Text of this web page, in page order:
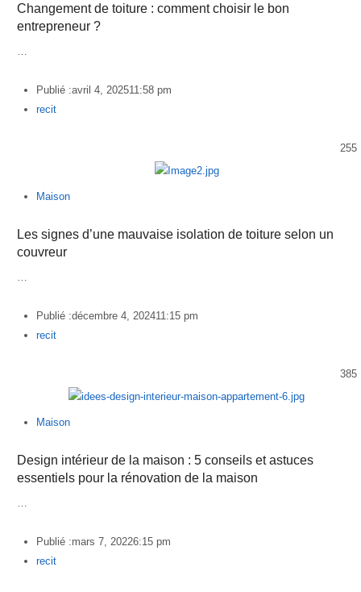
Changement de toiture : comment choisir le bon
entrepreneur ?
Publié :avril 4, 202511:58 pm
Author
recit
255
Maison
Les signes d’une mauvaise isolation de toiture selon un
couvreur
Publié :décembre 4, 202411:15 pm
Author
recit
385
Maison
Design intérieur de la maison : 5 conseils et astuces
essentiels pour la rénovation de la maison
Publié :mars 7, 20226:15 pm
Author
recit